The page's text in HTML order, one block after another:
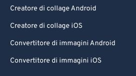
Creatore di collage Android
Creatore di collage iOS
Convertitore di immagini Android
Convertitore di immagini iOS